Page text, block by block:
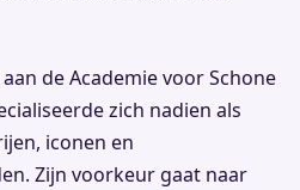
de Academie voor Schone
zich nadien als
iconen en
Zijn voorkeur gaat naar